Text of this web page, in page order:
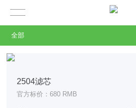
2504滤芯
官方标价：680 RMB
全部